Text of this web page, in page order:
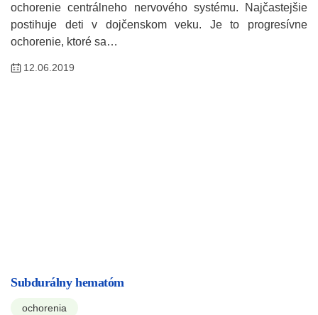
ochorenie centrálneho nervového systému. Najčastejšie
postihuje deti v dojčenskom veku. Je to progresívne
ochorenie, ktoré sa…
12.06.2019
Subdurálny hematóm
ochorenia